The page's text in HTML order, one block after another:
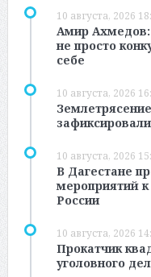
10 августа, 2026
Амир
не просто
себе
10 августа, 2026
10 августа, 2026
В Дагестане
мероприятий
России
10 августа, 2026
Прокатчик
уголовного